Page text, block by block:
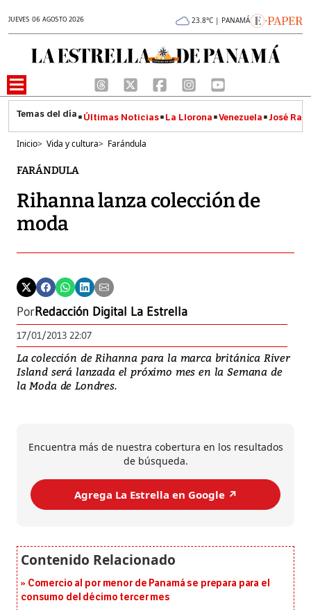
JUEVES 06 AGOSTO 2026 23.8°C | PANAMÁ
Últimas Noticias La Llorona Venezuela José
Inicio> Vida y cultura> Farándula
FARÁNDULA
Rihanna lanza colección de
moda
PorRedacción Digital La Estrella
17/01/2013 22:07
La colección de Rihanna para la marca británica River
Island será lanzada el próximo mes en la Semana de
la Moda de Londres.
Encuentra más de nuestra cobertura en los resultados
de búsqueda.
Agrega La Estrella en Google ↗️
Comercio al por menor de Panamá se prepara para el
consumo del décimo tercer mes